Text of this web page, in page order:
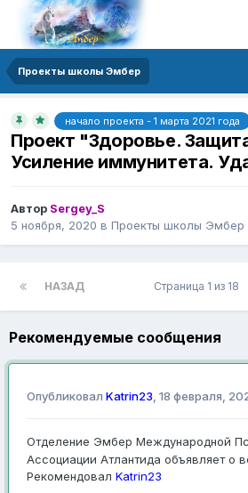
Проекты школы Эмбер
начало проекта - 1 марта 2021 года
Проект "Здоровье.
Усиление иммунитета.
Автор Sergey_S
5 ноября, 2020 в Проекты школы Эмбер
НАЗАД Страница 1 из 18
Рекомендуемые сообщения
Опубликовал Katrin23, 18 февраля,
Отделение Эмбер Международной
Ассоциации Атлантида объявляет о
Рекомендовал Katrin23